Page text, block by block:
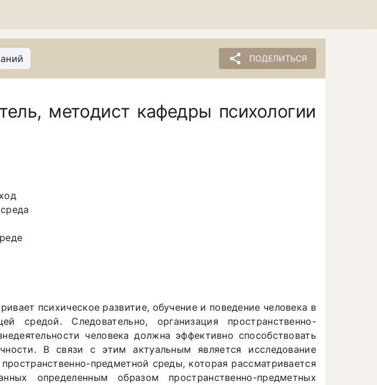
share ПОДЕЛИТЬСЯ
методист кафедры психологии
психическое развитие, обучение и поведение человека в
средой. Следовательно, организация пространственно-
человека должна эффективно способствовать
В связи с этим актуальным является исследование
предметной среды, которая рассматривается
определенным образом пространственно-предметных